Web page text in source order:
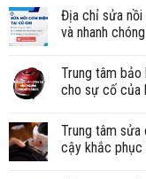
Địa chỉ sửa nồi
và nhanh chóng
Trung tâm bảo
cho sự cố của
Trung tâm
cậy khắc